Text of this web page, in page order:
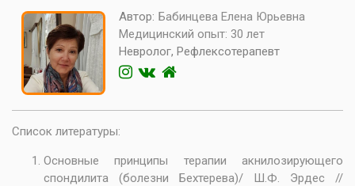
Автор: Бабинцева Елена Юрьевна
Медицинский опыт: 30 лет
Невролог, Рефлексотерапевт
Список литературы:
Основные принципы терапии акнилозирующего
спондилита (болезни Бехтерева)/ Ш.Ф. Эрдес //